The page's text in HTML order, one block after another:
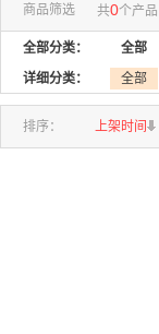
商品筛选 共0个产品
全部分类： 全部
详细分类：
全部
排序： 上架时间